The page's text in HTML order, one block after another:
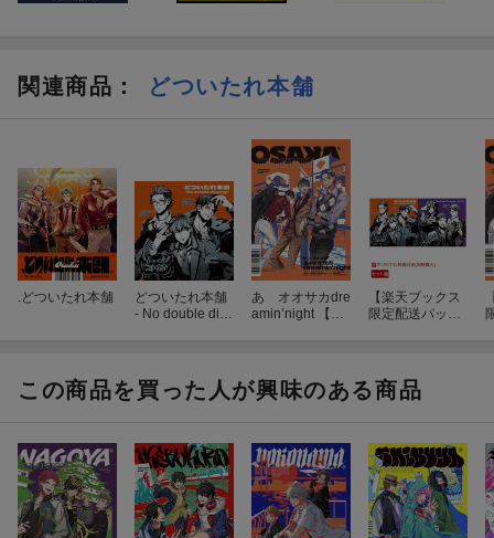
■詳しくは ⇒こちら
関連商品 ： どついたれ本舗
.どついたれ本舗
どついたれ本舗
- No double dip
あゝオオサカdre
amin’night 【特
【楽天ブックス
限定配送パッ
いたれ本舗 - No
double dipping!
-」セット(チケ
ットホルダー(B
ad Ass Temple v
er.))
この商品を買った人が興味のある商品